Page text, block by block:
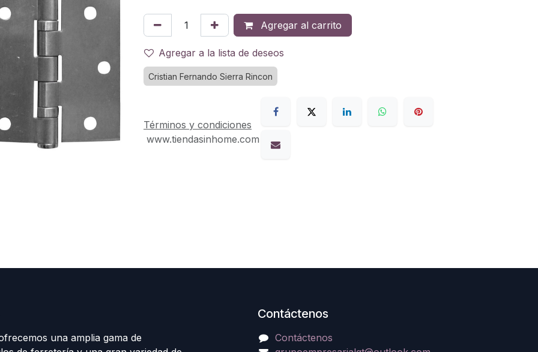
Agregar al carrito
Agregar a la lista de deseos
Cristian Fernando Sierra Rincon
Términos y condiciones
www.tiendasinhome.com
una amplia gama de
Contáctenos
Contáctenos